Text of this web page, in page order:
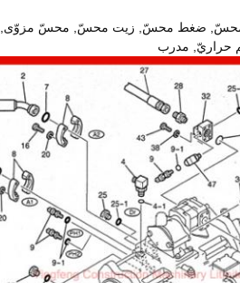
ضغط محسّ, زيت محسّ, محسّ مزوّى,
حراريّ, مدرب